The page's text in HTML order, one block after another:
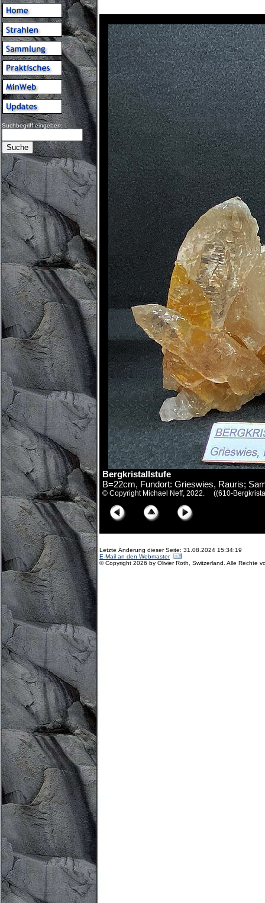
Suchbegriff eingeben:
Bergkristallstufe
B=22cm, Fundort: Grieswies, Rauris;
© Copyright Michael Neff, 2022. ((610-
Letzte Änderung dieser Seite: 31.08.2024 15:34:19
E-Mail an den Webmaster
© Copyright 2026 by Olivier Roth, Switzerland. Alle Rechte